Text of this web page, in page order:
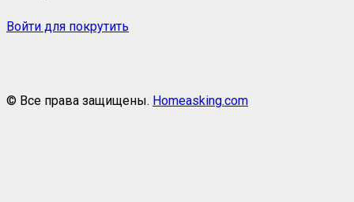
Войти для покрутить
© Все права защищены. Homeasking.com